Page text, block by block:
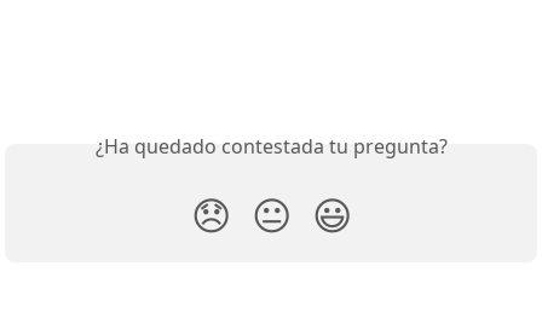
¿Ha quedado contestada tu pregunta?
😞 😐 😃